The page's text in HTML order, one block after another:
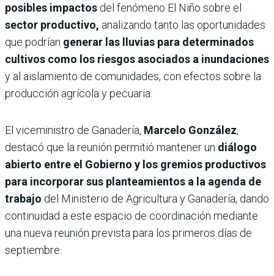
posibles impactos del fenómeno El Niño sobre el
sector productivo, analizando tanto las oportunidades
que podrían generar las lluvias para determinados
cultivos como los riesgos asociados a inundaciones
y al aislamiento de comunidades, con efectos sobre la
producción agrícola y pecuaria.
El viceministro de Ganadería, Marcelo González,
destacó que la reunión permitió mantener un diálogo
abierto entre el Gobierno y los gremios productivos
para incorporar sus planteamientos a la agenda de
trabajo del Ministerio de Agricultura y Ganadería, dando
continuidad a este espacio de coordinación mediante
una nueva reunión prevista para los primeros días de
septiembre.